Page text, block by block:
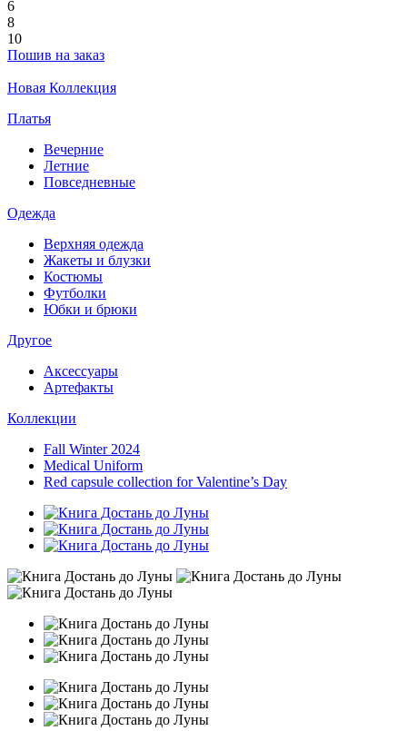
6
8
10
Пошив на заказ
Новая Коллекция
Платья
Вечерние
Летние
Повседневные
Одежда
Верхняя одежда
Жакеты и блузки
Костюмы
Футболки
Юбки и брюки
Другое
Аксессуары
Артефакты
Коллекции
Fall Winter 2024
Medical Uniform
Red capsule collection for Valentine’s Day